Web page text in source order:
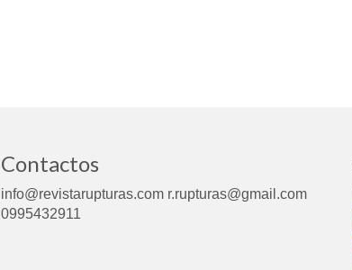
Contactos
info@revistarupturas.com r.rupturas@gmail.com
0995432911